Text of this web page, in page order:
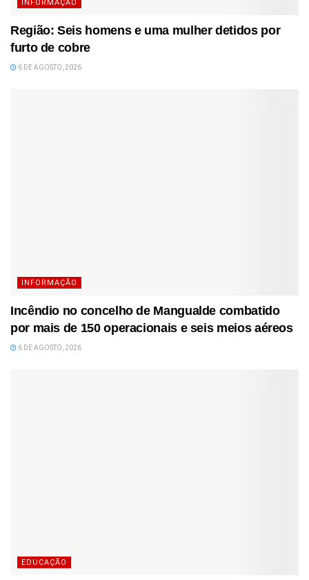
INFORMAÇÃO
Região: Seis homens e uma mulher detidos por
furto de cobre
6 DE AGOSTO, 2026
INFORMAÇÃO
Incêndio no concelho de Mangualde combatido
por mais de 150 operacionais e seis meios aéreos
6 DE AGOSTO, 2026
EDUCAÇÃO